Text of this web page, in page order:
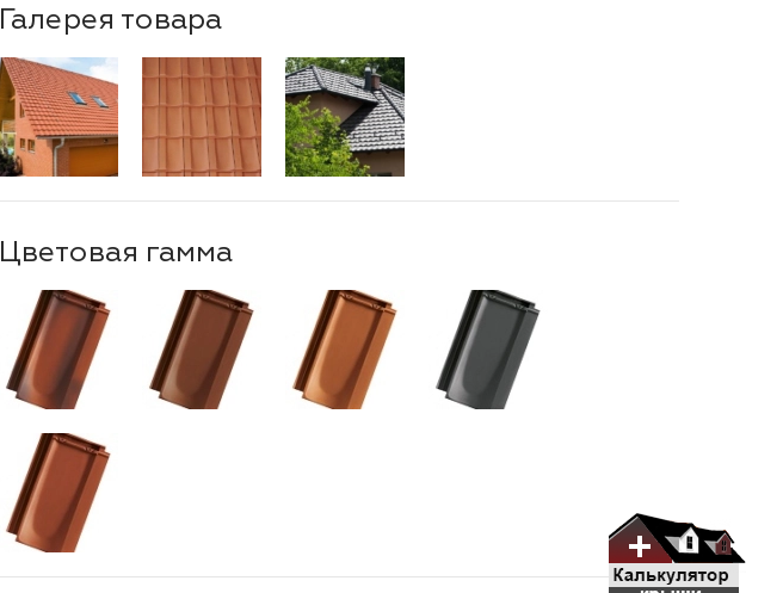
Галерея товара
Цветовая гамма